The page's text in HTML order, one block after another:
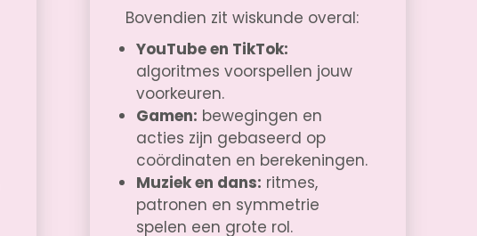
Bovendien zit wiskunde overal:
YouTube en TikTok:
algoritmes voorspellen jouw
voorkeuren.
Gamen: bewegingen en
acties zijn gebaseerd op
coördinaten en berekeningen.
Muziek en dans: ritmes,
patronen en symmetrie
spelen een grote rol.